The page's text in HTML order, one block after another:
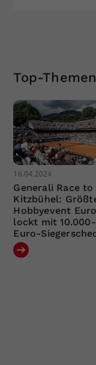
Top-
16.04.2024
Generali Race to
Kitzbühel:
Hobbyevent
lockt mit 10.000-
Euro-